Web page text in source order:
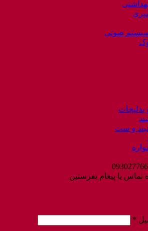
سیستم صوتی
بدلیجات
و ست
یا پیغام بفرستین
*